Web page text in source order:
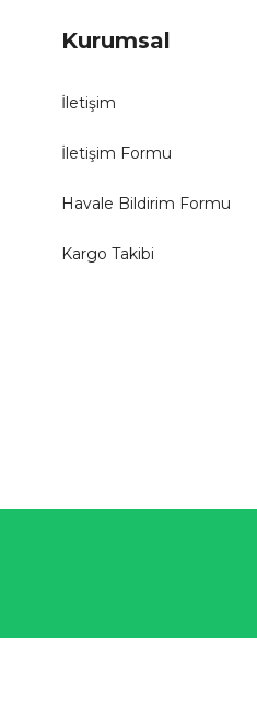
Kurumsal
İletişim
İletişim Formu
Havale Bildirim Formu
Kargo Takibi